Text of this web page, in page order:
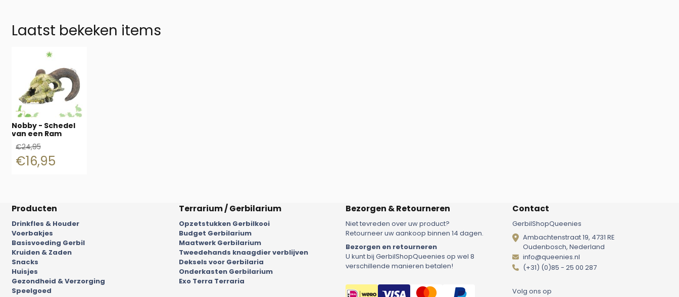
Laatst bekeken items
Nobby - Schedel
van een Ram
€24,95
€16,95
Producten
Drinkfles & Houder
Voerbakjes
Basisvoeding Gerbil
Kruiden & Zaden
Snacks
Huisjes
Gezondheid & Verzorging
Speelgoed
Terrarium / Gerbilarium
Opzetstukken Gerbilkooi
Budget Gerbilarium
Maatwerk Gerbilarium
Tweedehands knaagdier verblijven
Deksels voor Gerbilaria
Onderkasten Gerbilarium
Exo Terra Terraria
Bezorgen & Retourneren
Niet tevreden over uw product?
Retourneer uw aankoop binnen 14 dagen.
Bezorgen en retourneren
U kunt bij GerbilShopQueenies op wel 8
verschillende manieren betalen!
Contact
GerbilShopQueenies
Ambachtenstraat 19, 4731 RE
Oudenbosch, Nederland
info@queenies.nl
(+31) (0)85 - 25 00 287
Volg ons op